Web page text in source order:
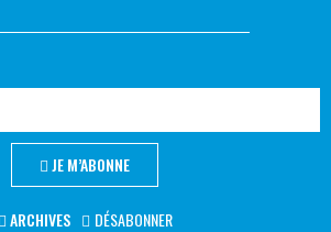
JE M’ABONNE
ARCHIVES DÉSABONNER